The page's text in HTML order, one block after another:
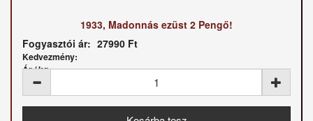
1933, Madonnás ezüst 2 Pengő!
Fogyasztói ár: 27990 Ft
Kedvezmény:
Ár / kg: